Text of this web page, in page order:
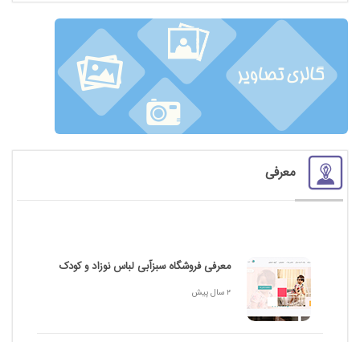
معرفی
معرفی فروشگاه سبزآبی لباس نوزاد و کودک
2 سال پیش